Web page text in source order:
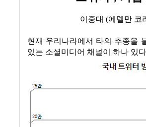
이중대 (에델만 코
현재 우리나라에서 타의 추종을
있는 소셜미디어 채널이 하나 있다